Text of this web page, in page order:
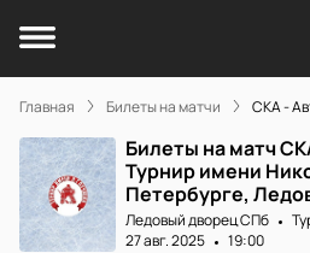
Главная Билеты на матчи СКА -
Билеты на матч
Турнир имени
Петербурге,
Ледовый дворец СПб
27 авг. 2025
19:00